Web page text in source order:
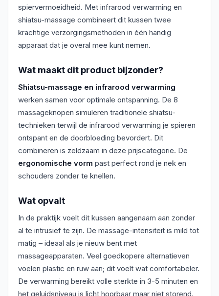
spiervermoeidheid. Met infrarood verwarming en
shiatsu-massage combineert dit kussen twee
krachtige verzorgingsmethoden in één handig
apparaat dat je overal mee kunt nemen.
Wat maakt dit product bijzonder?
Shiatsu-massage en infrarood verwarming
werken samen voor optimale ontspanning. De 8
massageknopen simuleren traditionele shiatsu-
technieken terwijl de infrarood verwarming je spieren
ontspant en de doorbloeding bevordert. Dit
combineren is zeldzaam in deze prijscategorie. De
ergonomische vorm past perfect rond je nek en
schouders zonder te knellen.
Wat opvalt
In de praktijk voelt dit kussen aangenaam aan zonder
al te intrusief te zijn. De massage-intensiteit is mild tot
matig – ideaal als je nieuw bent met
massageapparaten. Veel goedkopere alternatieven
voelen plastic en ruw aan; dit voelt wat comfortabeler.
De verwarming bereikt volle sterkte in 3-5 minuten en
het geluidsniveau is licht hoorbaar maar niet storend.